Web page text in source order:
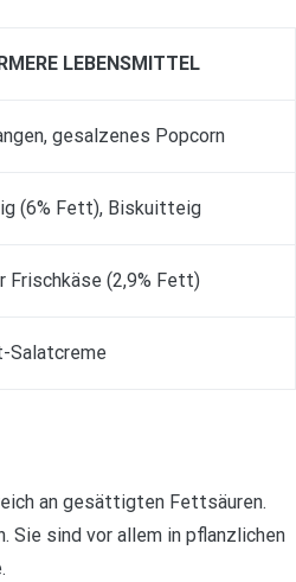
LEBENSMITTEL
gesalzenes Popcorn
(6% Fett), Biskuitteig
Frischkäse (2,9% Fett)
Salatcreme
an gesättigten Fettsäuren.
Sie sind vor allem in pflanzlichen